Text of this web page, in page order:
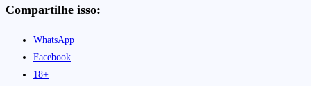
Compartilhe isso:
WhatsApp
Facebook
18+